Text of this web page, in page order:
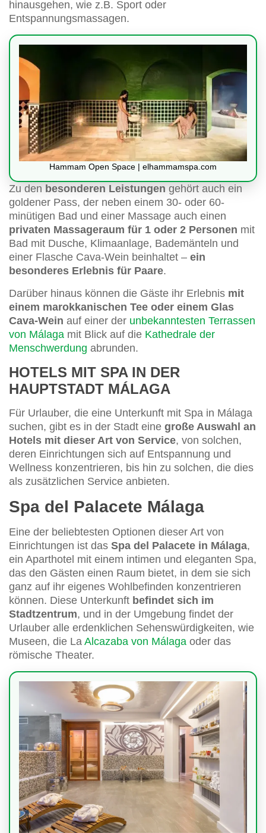
hinausgehen, wie z.B. Sport oder
Entspannungsmassagen.
Hammam Open Space | elhammamspa.com
Zu den besonderen Leistungen gehört auch ein
goldener Pass, der neben einem 30- oder 60-
minütigen Bad und einer Massage auch einen
privaten Massageraum für 1 oder 2 Personen mit
Bad mit Dusche, Klimaanlage, Bademänteln und
einer Flasche Cava-Wein beinhaltet – ein
besonderes Erlebnis für Paare.
Darüber hinaus können die Gäste ihr Erlebnis mit
einem marokkanischen Tee oder einem Glas
Cava-Wein auf einer der unbekanntesten Terrassen
von Málaga mit Blick auf die Kathedrale der
Menschwerdung abrunden.
HOTELS MIT SPA IN DER
HAUPTSTADT MÁLAGA
Für Urlauber, die eine Unterkunft mit Spa in Málaga
suchen, gibt es in der Stadt eine große Auswahl an
Hotels mit dieser Art von Service, von solchen,
deren Einrichtungen sich auf Entspannung und
Wellness konzentrieren, bis hin zu solchen, die dies
als zusätzlichen Service anbieten.
Spa del Palacete Málaga
Eine der beliebtesten Optionen dieser Art von
Einrichtungen ist das Spa del Palacete in Málaga,
ein Aparthotel mit einem intimen und eleganten Spa,
das den Gästen einen Raum bietet, in dem sie sich
ganz auf ihr eigenes Wohlbefinden konzentrieren
können. Diese Unterkunft befindet sich im
Stadtzentrum, und in der Umgebung findet der
Urlauber alle erdenklichen Sehenswürdigkeiten, wie
Museen, die La Alcazaba von Málaga oder das
römische Theater.